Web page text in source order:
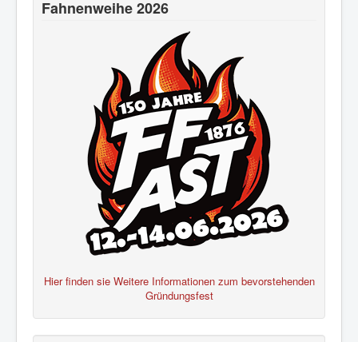
Fahnenweihe 2026
Hier finden sie Weitere Informationen zum bevorstehenden
Gründungsfest